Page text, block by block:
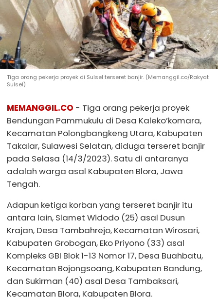
Tiga orang pekerja proyek di Sulsel terseret banjir. (Memanggil.co/Rakyat
Sulsel)
MEMANGGIL.CO - Tiga orang pekerja proyek
Bendungan Pammukulu di Desa Kaleko’komara,
Kecamatan Polongbangkeng Utara, Kabupaten
Takalar, Sulawesi Selatan, diduga terseret banjir
pada Selasa (14/3/2023). Satu di antaranya
adalah warga asal Kabupaten Blora, Jawa
Tengah.
Adapun ketiga korban yang terseret banjir itu
antara lain, Slamet Widodo (25) asal Dusun
Krajan, Desa Tambahrejo, Kecamatan Wirosari,
Kabupaten Grobogan, Eko Priyono (33) asal
Kompleks GBI Blok 1-13 Nomor 17, Desa Buahbatu,
Kecamatan Bojongsoang, Kabupaten Bandung,
dan Sukirman (40) asal Desa Tambaksari,
Kecamatan Blora, Kabupaten Blora.